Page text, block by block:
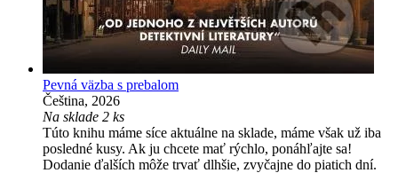
Pevná väzba s prebalom
Čeština, 2026
Na sklade 2 ks
Túto knihu máme síce aktuálne na sklade, máme však už iba
posledné kusy. Ak ju chcete mať rýchlo, ponáhľajte sa!
Dodanie ďalších môže trvať dlhšie, zvyčajne do piatich dní.